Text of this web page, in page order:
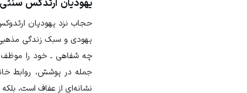
یهودیان ارتدکس سنتی
حجاب نزد یهودیان
یهودی و سبک زندگی مذهبی
چه شفاهی ـ خود را موظف
جمله در پوشش، روابط
نشانه‌ای از عفاف است،